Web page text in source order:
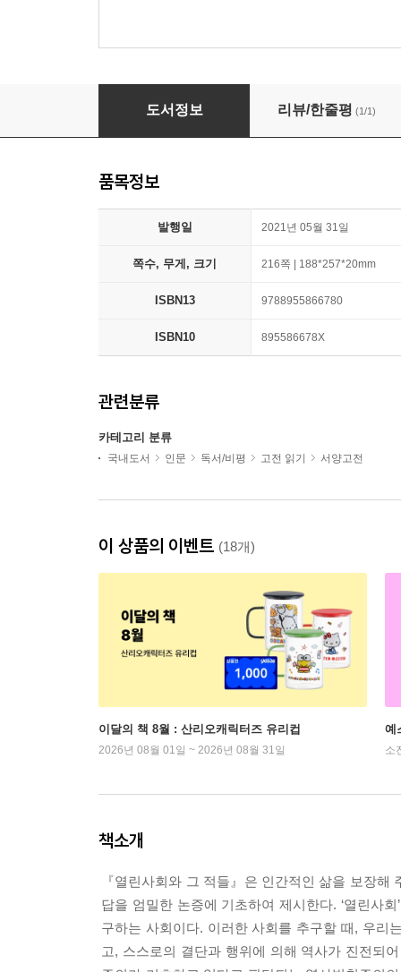
칼포퍼의 『열린사회와그적들』 읽기
도서정보 리뷰/한줄평 (1/1)
품목정보
발행일 2021년 05월 31일
쪽수, 무게, 크기 216쪽 | 188*257*20mm
ISBN13 9788955866780
ISBN10 895586678X
관련분류
카테고리 분류
국내도서 인문 독서/비평 고전 읽기 서양고전
이 상품의 이벤트 (18개)
이달의 책 8월 : 산리오캐릭터즈 유리컵
2026년 08월 01일 ~ 2026년 08월 31일
예
소
책소개
『열린사회와 그 적들』은 인간적인 삶을 보장
답을 엄밀한 논증에 기초하여 제시한다. ‘열린사
구하는 사회이다. 이러한 사회를 추구할 때, 우리
고, 스스로의 결단과 행위에 의해 역사가 진전되